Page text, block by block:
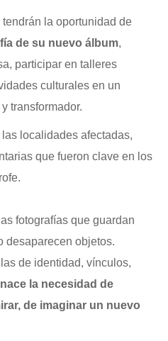
la oportunidad de
de su nuevo álbum,
participar en talleres
culturales en un
transformador.
localidades afectadas,
que fueron clave en los
fotografías que guardan
desaparecen objetos.
de identidad, vínculos,
nace la necesidad de
de imaginar un nuevo